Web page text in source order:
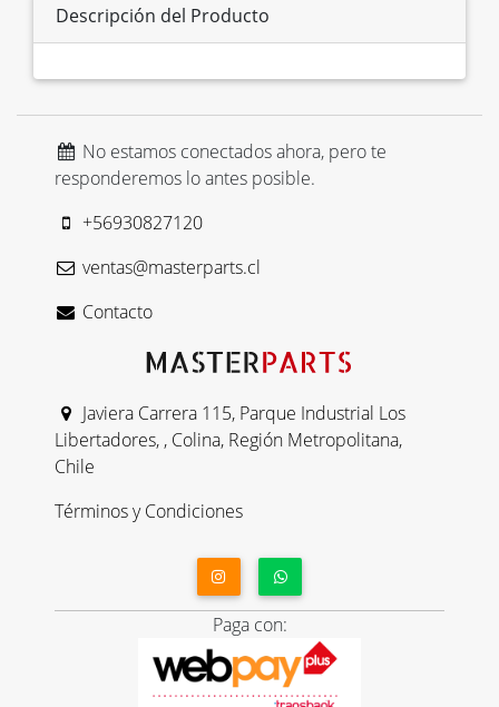
Descripción del Producto
No estamos conectados ahora, pero te
responderemos lo antes posible.
+56930827120
ventas@masterparts.cl
Contacto
Javiera Carrera 115, Parque Industrial Los
Libertadores, , Colina, Región Metropolitana,
Chile
Términos y Condiciones
Paga con: